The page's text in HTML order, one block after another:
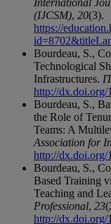
(IJCSM), 20(3).
https://
Bourdeau, S.,
Technological
Infrastructures.
http://dx.doi.org/
Bourdeau, S.,
the Role of
Teams: A
Association for
http://dx.doi.org/
Bourdeau, S.,
Based Training
Teaching and
Professional, 23
http://dx.doi.org/